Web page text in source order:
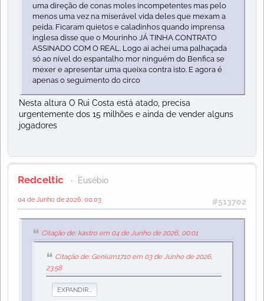
uma direção de conas moles incompetentes mas pelo
menos uma vez na miserável vida deles que mexam a
peida. Ficaram quietos e caladinhos quando imprensa
inglesa disse que o Mourinho JÁ TINHA CONTRATO
ASSINADO COM O REAL. Logo ai achei uma palhaçada
só ao nível do espantalho mor ninguém do Benfica se
mexer e apresentar uma queixa contra isto. E agora é
apenas o seguimento do circo
Nesta altura O Rui Costa está atado, precisa
urgentemente dos 15 milhões e ainda de vender alguns
jogadores
Redceltic Eusébio
#513702
04 de Junho de 2026, 00:03
Citação de: kastro em 04 de Junho de 2026, 00:01
Citação de: Genium1710 em 03 de Junho de 2026,
23:58
EXPANDIR...